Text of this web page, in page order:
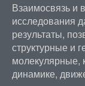
Взаимосвязь и
исследования
результаты,
структурные и
молекулярные,
динамике,